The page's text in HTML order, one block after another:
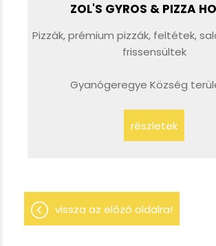
ZOL'S GYROS & PIZZA
Pizzák, prémium pizzák, feltétek,
frissensültek
Gyanógeregye Község
részletek
vissza az előző oldalra!